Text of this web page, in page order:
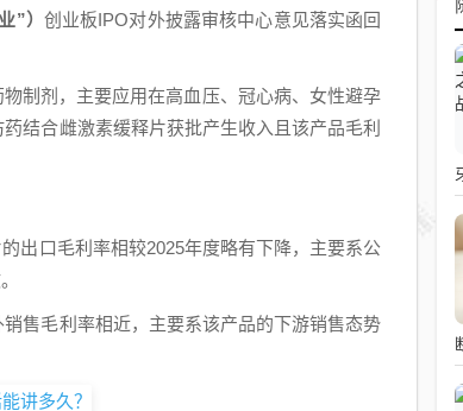
”） 创业板IPO对外披露审核中心意见落实函回
制剂，主要应用在高血压、冠心病、女性避孕
结合雌激素缓释片获批产生收入且该产品毛利
出口毛利率相较2025年度略有下降，主要系公
售毛利率相近，主要系该产品的下游销售态势